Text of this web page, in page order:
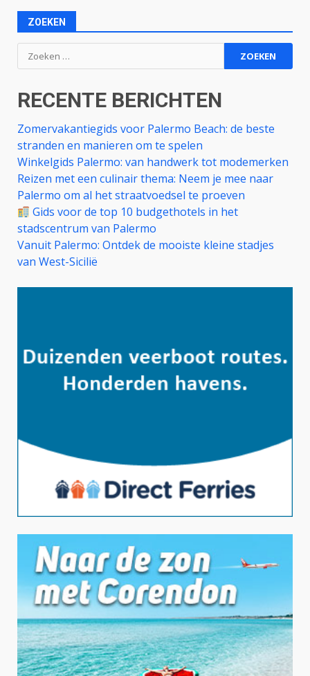
ZOEKEN
Zoeken
naar:
RECENTE BERICHTEN
Zomervakantiegids voor Palermo Beach: de beste
stranden en manieren om te spelen
Winkelgids Palermo: van handwerk tot modemerken
Reizen met een culinair thema: Neem je mee naar
Palermo om al het straatvoedsel te proeven
Gids voor de top 10 budgethotels in het
stadscentrum van Palermo
Vanuit Palermo: Ontdek de mooiste kleine stadjes
van West-Sicilië